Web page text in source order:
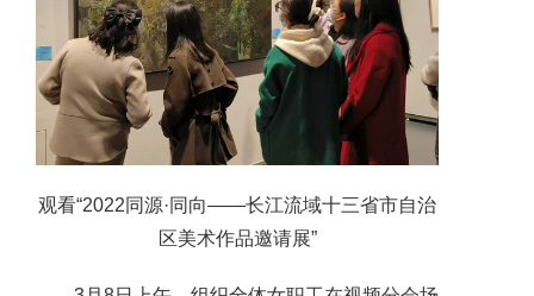
观看“2022同源·同向——长江流域十三省市自治
区美术作品邀请展”